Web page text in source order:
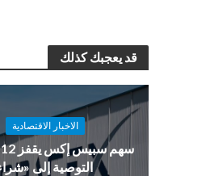
قد يعجبك كذلك
الاخبار الاقتصادية
التوصية إلى